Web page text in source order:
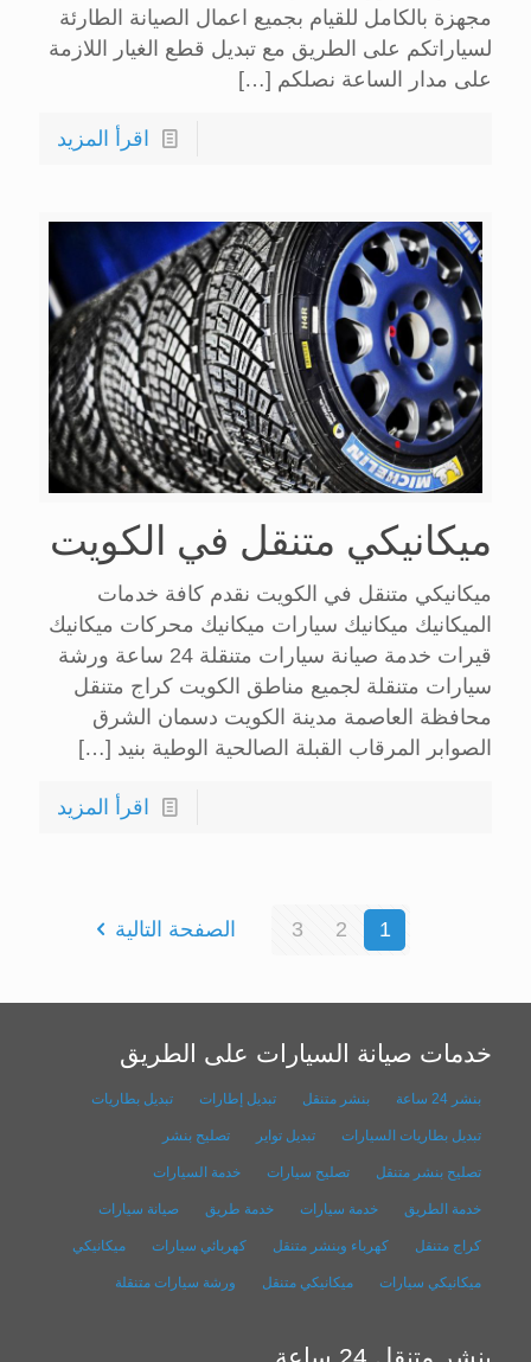
مجهزة بالكامل للقيام بجميع اعمال الصيانة الطارئة
لسياراتكم على الطريق مع تبديل قطع الغيار اللازمة
على مدار الساعة نصلكم […]
اقرأ المزيد
ميكانيكي متنقل في الكويت
ميكانيكي متنقل في الكويت نقدم كافة خدمات
الميكانيك ميكانيك سيارات ميكانيك محركات ميكانيك
قيرات خدمة صيانة سيارات متنقلة 24 ساعة ورشة
سيارات متنقلة لجميع مناطق الكويت كراج متنقل
محافظة العاصمة مدينة الكويت دسمان الشرق
الصوابر المرقاب القبلة الصالحية الوطية بنيد […]
اقرأ المزيد
1
2
3 الصفحة التالية
خدمات صيانة السيارات على الطريق
بنشر 24 ساعة بنشر متنقل تبديل إطارات تبديل بطاريات
تبديل بطاريات السيارات تبديل تواير تصليح بنشر
تصليح بنشر متنقل تصليح سيارات خدمة السيارات
خدمة الطريق خدمة سيارات خدمة طريق صيانة سيارات
كراج متنقل كهرباء وبنشر متنقل كهربائي سيارات ميكانيكي
ميكانيكي سيارات ميكانيكي متنقل ورشة سيارات متنقلة